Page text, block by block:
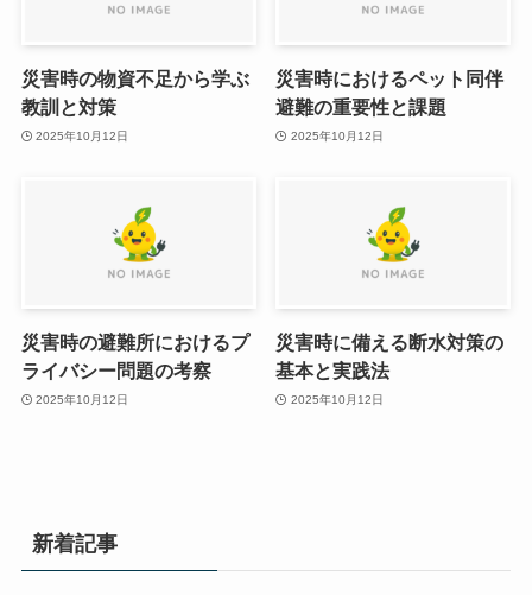
災害時の物資不足から学ぶ
教訓と対策
2025年10月12日
災害時におけるペット同伴
避難の重要性と課題
2025年10月12日
災害時の避難所におけるプ
ライバシー問題の考察
2025年10月12日
災害時に備える断水対策の
基本と実践法
2025年10月12日
新着記事